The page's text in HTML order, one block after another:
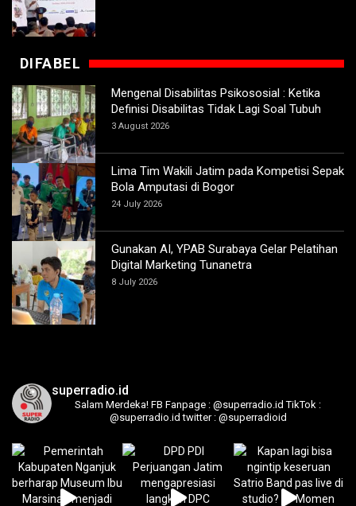
DIFABEL
Mengenal Disabilitas Psikososial : Ketika
Definisi Disabilitas Tidak Lagi Soal Tubuh
3 August 2026
Lima Tim Wakili Jatim pada Kompetisi Sepak
Bola Amputasi di Bogor
24 July 2026
Gunakan AI, YPAB Surabaya Gelar Pelatihan
Digital Marketing Tunanetra
8 July 2026
superradio.id
Salam Merdeka! FB Fanpage : @superradio.id TikTok :
@superradio.id twitter : @superradioid